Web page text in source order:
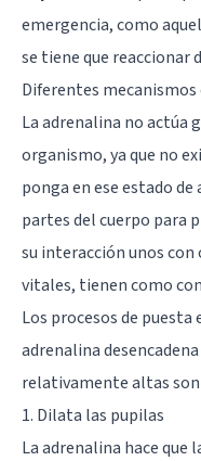
emergencia, como
se tiene que reaccionar
Diferentes mecanismos
La adrenalina no actúa
organismo, ya que no
ponga en ese estado de
partes del cuerpo para
su interacción unos
vitales, tienen como
Los procesos de
adrenalina
relativamente altas
1. Dilata las pupilas
La adrenalina hace que